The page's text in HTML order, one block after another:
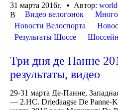
31 марта 2016г.
Автор:
В
Видео велогонок
Новости Велоспорта
Результаты Шоссе
Три дня де Панне
результаты, видео
29-31 марта Де-Панне,
— 2.HC. Driedaagse De Panne-